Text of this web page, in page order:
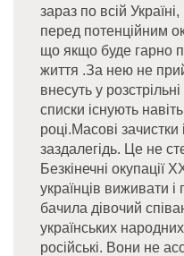
зараз по всій
перед потенційним
що якщо буде гарно
життя .За нею не
внесуть у
списки існують
році.Масові зачистки
заздалегідь. Це не
Безкінечні окупації
українців виживати
бачила дівочий
українських
російські. Вони не